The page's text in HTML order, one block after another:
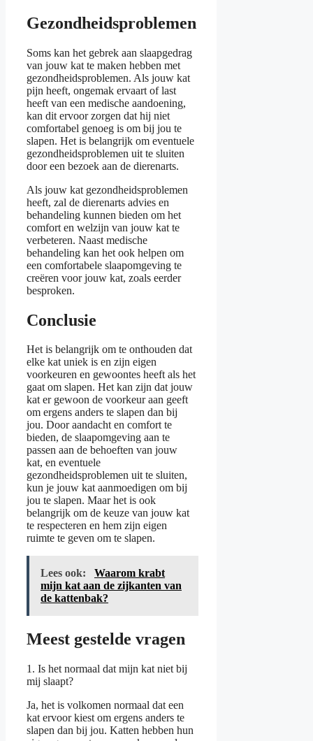
Gezondheidsproblemen
Soms kan het gebrek aan slaapgedrag
van jouw kat te maken hebben met
gezondheidsproblemen. Als jouw kat
pijn heeft, ongemak ervaart of last
heeft van een medische aandoening,
kan dit ervoor zorgen dat hij niet
comfortabel genoeg is om bij jou te
slapen. Het is belangrijk om eventuele
gezondheidsproblemen uit te sluiten
door een bezoek aan de dierenarts.
Als jouw kat gezondheidsproblemen
heeft, zal de dierenarts advies en
behandeling kunnen bieden om het
comfort en welzijn van jouw kat te
verbeteren. Naast medische
behandeling kan het ook helpen om
een comfortabele slaapomgeving te
creëren voor jouw kat, zoals eerder
besproken.
Conclusie
Het is belangrijk om te onthouden dat
elke kat uniek is en zijn eigen
voorkeuren en gewoontes heeft als het
gaat om slapen. Het kan zijn dat jouw
kat er gewoon de voorkeur aan geeft
om ergens anders te slapen dan bij
jou. Door aandacht en comfort te
bieden, de slaapomgeving aan te
passen aan de behoeften van jouw
kat, en eventuele
gezondheidsproblemen uit te sluiten,
kun je jouw kat aanmoedigen om bij
jou te slapen. Maar het is ook
belangrijk om de keuze van jouw kat
te respecteren en hem zijn eigen
ruimte te geven om te slapen.
Lees ook:
Waarom krabt
mijn kat aan de zijkanten van
de kattenbak?
Meest gestelde vragen
1. Is het normaal dat mijn kat niet bij
mij slaapt?
Ja, het is volkomen normaal dat een
kat ervoor kiest om ergens anders te
slapen dan bij jou. Katten hebben hun